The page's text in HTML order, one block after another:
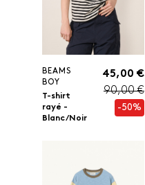
BEAMS
BOY
T-shirt
rayé -
Blanc/Noir
45,00 €
90,00 €
-50%